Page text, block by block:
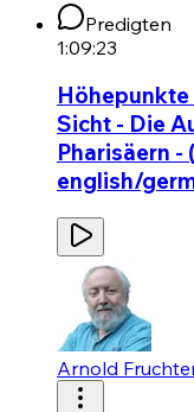
Predigten
1:09:23
Sicht - Die
Pharisäern
english/
Arnold